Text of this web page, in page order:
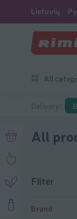
Lietuvių
All
Delivery:
All
Filter
Brand